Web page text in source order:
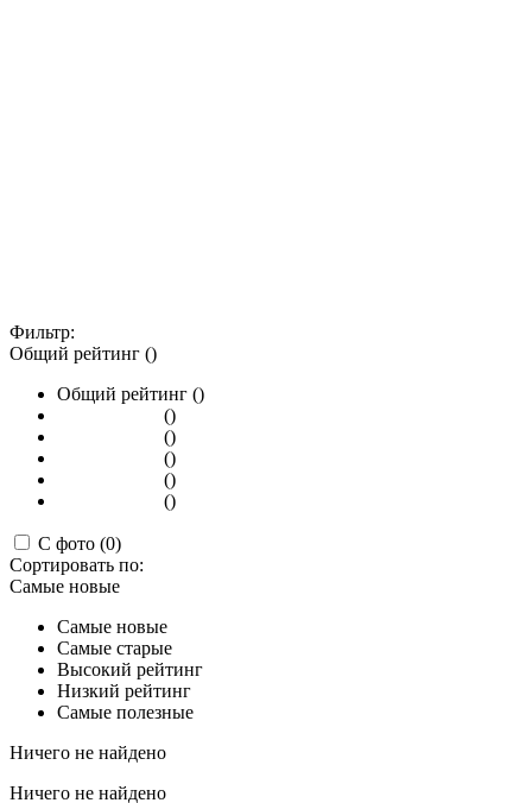
Фильтр:
Общий рейтинг ()
Общий рейтинг ()
()
()
()
()
()
С фото (0)
Сортировать по:
Самые новые
Самые новые
Самые старые
Высокий рейтинг
Низкий рейтинг
Самые полезные
Ничего не найдено
Ничего не найдено